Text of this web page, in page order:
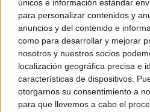
únicos e información estándar
para personalizar contenidos y
anuncios y del contenido e
como para desarrollar y mejorar
nosotros y nuestros socios
localización geográfica precisa e
características de dispositivos.
otorgarnos su consentimiento a
para que llevemos a cabo el